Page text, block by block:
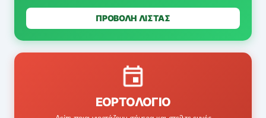
ΠΡΟΒΟΛΗ ΛΙΣΤΑΣ
ΕΟΡΤΟΛΌΓΙΟ